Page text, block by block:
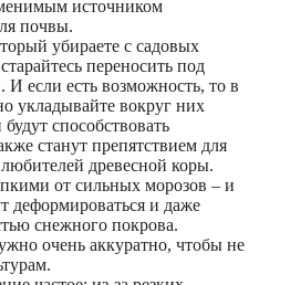
источником
почвы.
убираете с садовых
переносить под
И если есть возможность, то в
укладывайте вокруг них
способствовать
станут препятствием для
древесной коры.
от сильных морозов – и
деформироваться и даже
снежного покрова.
очень аккуратно, чтобы не